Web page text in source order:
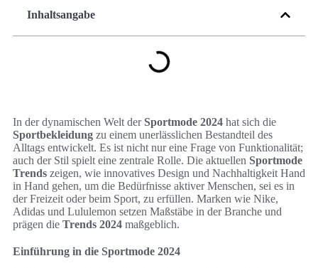
Inhaltsangabe
In der dynamischen Welt derSportmode 2024 hat sich die
Sportbekleidung zu einem unerlässlichen Bestandteil des
Alltags entwickelt. Es ist nicht nur eine Frage von Funktionalität;
auch der Stil spielt eine zentrale Rolle. Die aktuellen Sportmode
Trends zeigen, wie innovatives Design und Nachhaltigkeit Hand
in Hand gehen, um die Bedürfnisse aktiver Menschen, sei es in
der Freizeit oder beim Sport, zu erfüllen. Marken wie Nike,
Adidas und Lululemon setzen Maßstäbe in der Branche und
prägen die Trends 2024 maßgeblich.
Einführung in die Sportmode 2024